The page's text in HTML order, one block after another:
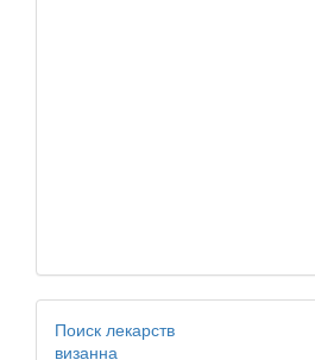
Поиск лекарств
визанна